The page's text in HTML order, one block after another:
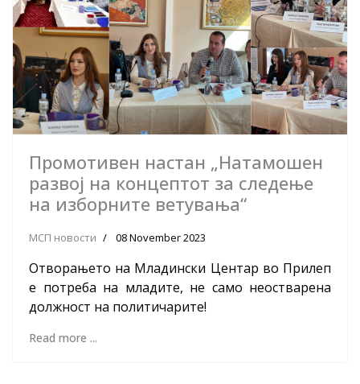
Промотивен настан „Натамошен
развој на концептот за следење
на изборните ветувања“
МСП новости 08 November 2023
Отворањето на Младински Центар во Прилеп
е потреба на младите, не само неостварена
должност на политичарите!
Read more ...